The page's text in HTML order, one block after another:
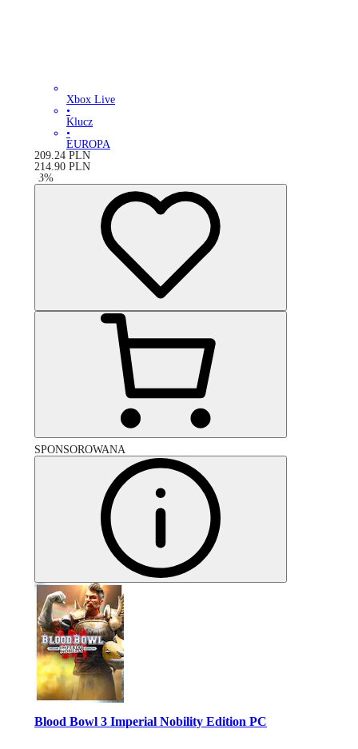
Xbox Live
•
Klucz
•
EUROPA
209.24 PLN
214.90 PLN
-3%
SPONSOROWANA
Blood Bowl 3 Imperial Nobility Edition PC